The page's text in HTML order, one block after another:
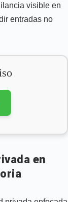
visible en
entradas no
en